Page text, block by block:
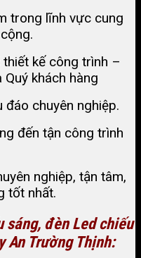
trong lĩnh vực cung
kế công trình –
khách hàng
đáo chuyên nghiệp.
đến tận công trình
nghiệp, tận tâm,
tốt nhất.
đèn Led chiếu
An Trường Thịnh: